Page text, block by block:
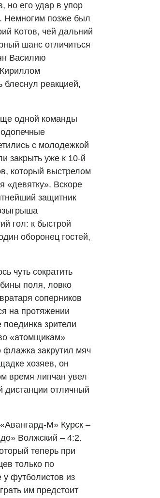
но его удар в упор
Немногим позже был
Котов, чей дальний
шанс отличиться
Василию
реакцией,
одной команды
с молодежкой
закрыть уже к 10-й
который выстрелом
«девятку». Вскоре
защитник
гол: к быстрой
оборонец гостей,
чуть сократить
поля, ловко
соперников
на протяжении
поединка зрители
«атомщикам»
флажка закрутил мяч
хозяев, он
время липчан увел
дистанции отличный
М» Курск –
Волжский – 4:2.
теперь при
только по
футболистов из
им предстоит